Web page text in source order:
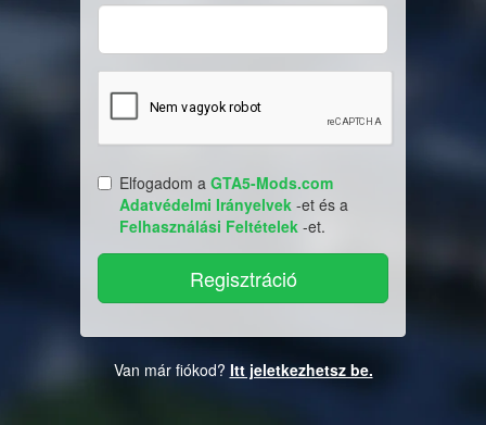
Elfogadom a GTA5-Mods.com
Adatvédelmi Irányelvek -et és a
Felhasználási Feltételek -et.
Van már fiókod? Itt jeletkezhetsz be.